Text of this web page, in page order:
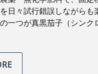
日々試行錯誤しながらも
一つが真黒茄子（シンク